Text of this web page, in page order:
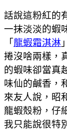
話說這粉紅的
一抹淡淡的蝦
「 龍蝦霜淇淋
捲沒啥兩樣，
的蝦味卻當真
味仙的鹹香，
來友人說，昭
龍蝦殼粉，仔
我只能說很特